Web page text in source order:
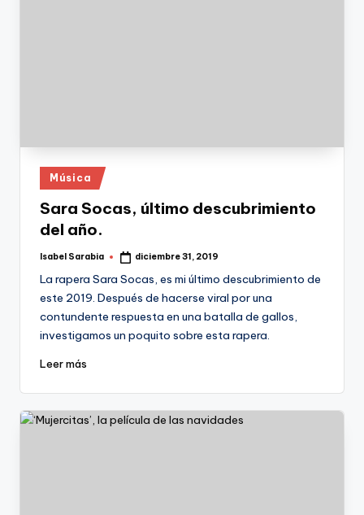
Publicado
en
Música
Sara Socas, último descubrimiento
del año.
Publicado
Isabel Sarabia diciembre 31, 2019
La rapera Sara Socas, es mi último descubrimiento de
este 2019. Después de hacerse viral por una
contundente respuesta en una batalla de gallos,
investigamos un poquito sobre esta rapera.
Leer más